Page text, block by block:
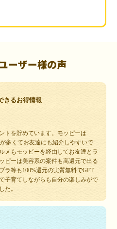
ーザー様の声
きるお得情報
トを貯めています。モッピーは
多くてお友達にも紹介しやすいで
メもモッピーを経由してお友達とラ
ピーは美容系の案件も高還元で出る
ラ等も100%還元の実質無料でGET
子育てしながらも自分の楽しみがで
た。